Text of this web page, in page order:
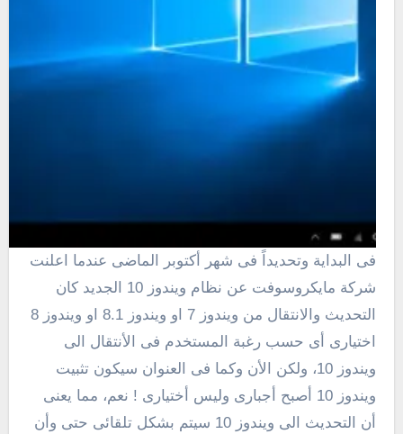
فى البداية وتحديداً فى شهر أكتوبر الماضى عندما اعلنت
شركة مايكروسوفت عن نظام ويندوز 10 الجديد كان
التحديث والانتقال من ويندوز 7 او ويندوز 8.1 او ويندوز 8
اختيارى أى حسب رغبة المستخدم فى الأنتقال الى
ويندوز 10، ولكن الأن وكما فى العنوان سيكون تثبيت
ويندوز 10 أصبح أجبارى وليس أختيارى ! نعم، مما يعنى
أن التحديث الى ويندوز 10 سيتم بشكل تلقائى حتى وأن